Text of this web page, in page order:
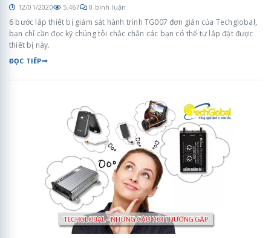
12/01/2020 5.467 0 bình luận
6 bước lắp thiết bị giám sát hành trình TG007 đơn giản của Techglobal,
bạn chỉ cần đọc kỹ chúng tôi chắc chắn các bạn có thể tự lắp đặt được
thiết bị này.
ĐỌC TIẾP